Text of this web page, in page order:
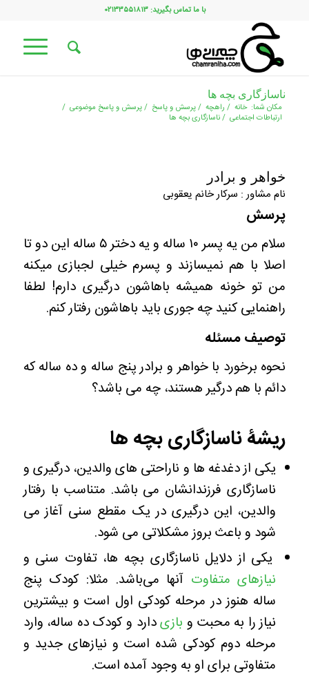
با ما تماس بگیرید: ۰۲۱۳۳۵۵۱۸۱۳
ناسازگاری بچه ها
مکان شما: خانه / راهچه /پرسش و پاسخ /پرسش و پاسخ موضوعی /
ارتباطات اجتماعی /ناسازگاری بچه ها
خواهر و برادر
نام مشاور : سرکار خانم یعقوبی
پرسش
سلام من یه پسر ۱۰ ساله و یه دختر ۵ ساله این دو تا
اصلا با هم نمیسازند و پسرم خیلی لجبازی میکنه
من تو خونه همیشه باهاشون درگیری دارم! لطفا
راهنمایی کنید چه جوری باید باهاشون رفتار کنم.
توصیف مسئله
نحوه برخورد با خواهر و برادر پنج ساله و ده ساله که
دائم با هم درگیر هستند، چه می باشد؟
ریشۀ ناسازگاری بچه ها
یکی از دغدغه ها و ناراحتی های والدین، درگیری و
ناسازگاری فرزندانشان می باشد. متناسب با رفتار
والدین، این درگیری در یک مقطع سنی آغاز می
شود و باعث بروز مشکلاتی می شود.
یکی از دلایل ناسازگاری بچه ‌ها، تفاوت سنی و
نیازهای متفاوت آنها می‌باشد. مثلا: کودک پنج
ساله هنوز در مرحله کودکی اول است و بیشترین
نیاز را به محبت و بازیدارد و کودک ده ساله، وارد
مرحله دوم کودکی شده است و نیازهای جدید و
متفاوتی برای او به وجود آمده است.